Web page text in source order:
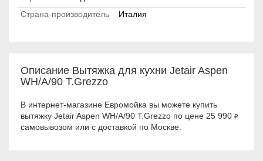
Страна-производитель
Италия
Описание Вытяжка для кухни Jetair Aspen
WH/A/90 T.Grezzo
В интернет-магазине Евромойка вы можете купить
вытяжку Jetair Aspen WH/A/90 T.Grezzo по цене 25 990 ₽
самовывозом или с доставкой по Москве.